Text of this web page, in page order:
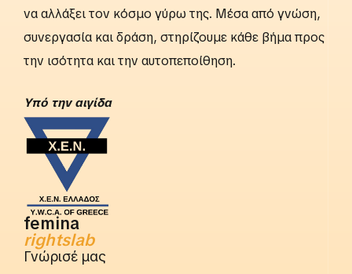
να αλλάξει τον κόσμο γύρω της. Μέσα από γνώση,
συνεργασία και δράση, στηρίζουμε κάθε βήμα προς
την ισότητα και την αυτοπεποίθηση.
Yπό την αιγίδα
femina
rightslab
Γνώρισέ μας